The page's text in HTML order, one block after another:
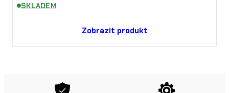
SKLADEM
Zobrazit produkt